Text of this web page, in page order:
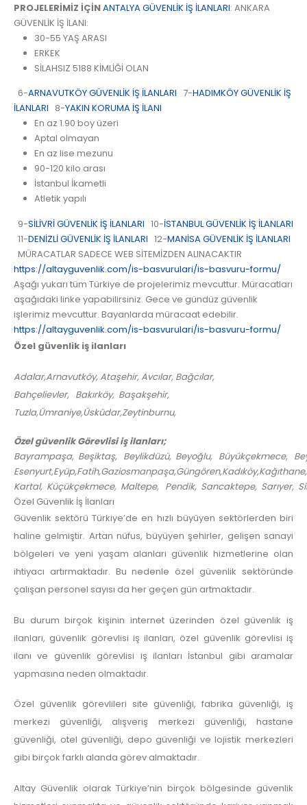
PROJELERİMİZ İÇİNANTALYA GÜVENLİK İŞ İLANLARI: ANKARA
GÜVENLİK İŞ İLANI:
30-55 YAŞ ARASI
ERKEK
SİLAHSIZ 5188 KİMLİĞİ OLAN
6-ARNAVUTKÖY GÜVENLİK İŞ İLANLARI 7-HADIMKÖY GÜVENLİK İŞ
İLANLARI 8-YAKIN KORUMA İŞ İLANI
En az 1.90 boy üzeri
Aptal olmayan
En az lise mezunu
90-120 kilo arası
İstanbul İkametli
Atletik yapılı
9-SİLİVRİ GÜVENLİK İŞ İLANLARI 10-İSTANBUL GÜVENLİK İŞ İLANLARI
11-DENİZLİ GÜVENLİK İŞ İLANLARI 12-MANİSA GÜVENLİK İŞ İLANLARI
MÜRACATLAR SADECE WEB SİTEMİZDEN ALINACAKTIR
https://altayguvenlik.com/is-basvurulari/is-basvuru-formu/
Aşağı yukarı tüm Türkiye de projelerimiz mevcuttur. Müracatları
aşağıdaki linke yapabilirsiniz. Gece ve gündüz güvenlik
işlerimiz mevcuttur. Bayanlarda müracaat edebilir.
https://altayguvenlik.com/is-basvurulari/is-basvuru-formu/
Özel güvenlik iş ilanları
Adalar,Arnavutköy, Ataşehir, Avcılar, Bağcılar,
Bahçelievler, Bakırköy, Başakşehir,
Tuzla,Ümraniye,Üsküdar,Zeytinburnu,
Özel güvenlik Görevlisi iş ilanları;
Bayrampaşa, Beşiktaş, Beylikdüzü, Beyoğlu, Büyükçekmece,
Kartal, Küçükçekmece, Maltepe, Pendik, Sancaktepe, Sarıyer,
Özel Güvenlik İş İlanları
Güvenlik sektörü Türkiye’de en hızlı büyüyen sektörlerden biri
haline gelmiştir. Artan nüfus, büyüyen şehirler, gelişen sanayi
bölgeleri ve yeni yaşam alanları güvenlik hizmetlerine olan
ihtiyacı artırmaktadır. Bu nedenle özel güvenlik sektöründe
çalışan personel sayısı da her geçen gün artmaktadır.
Bu durum birçok kişinin internet üzerinden özel güvenlik iş
ilanları, güvenlik görevlisi iş ilanları, özel güvenlik görevlisi iş
ilanı ve güvenlik görevlisi iş ilanları İstanbul gibi aramalar
yapmasına neden olmaktadır.
Özel güvenlik görevlileri site güvenliği, fabrika güvenliği, iş
merkezi güvenliği, alışveriş merkezi güvenliği, hastane
güvenliği, otel güvenliği, depo güvenliği ve lojistik merkezleri
gibi birçok farklı alanda görev almaktadır.
Altay Güvenlik olarak Türkiye’nin birçok bölgesinde güvenlik